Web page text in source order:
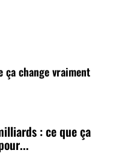
ça change vraiment
: ce que ça